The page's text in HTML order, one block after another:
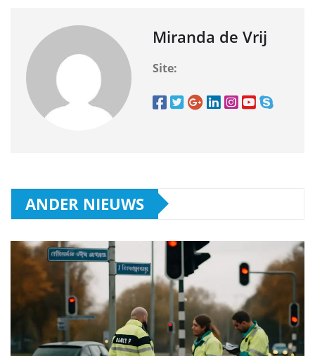
Miranda de Vrij
Site:
ANDER NIEUWS